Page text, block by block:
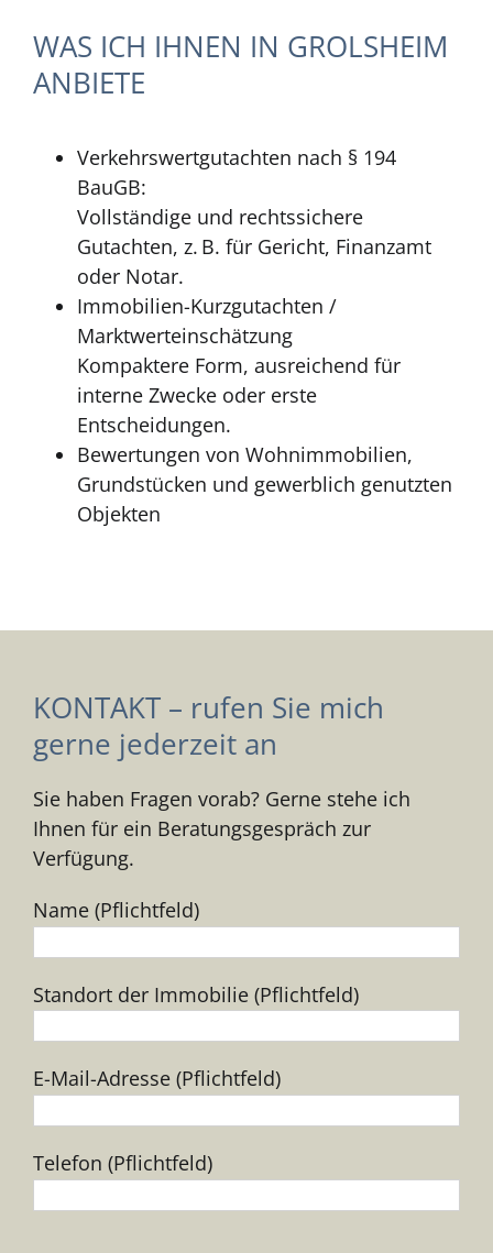
WAS ICH IHNEN IN GROLSHEIM
ANBIETE
Verkehrswertgutachten nach § 194
BauGB:
Vollständige und rechtssichere
Gutachten, z. B. für Gericht, Finanzamt
oder Notar.
Immobilien-Kurzgutachten /
Marktwerteinschätzung
Kompaktere Form, ausreichend für
interne Zwecke oder erste
Entscheidungen.
Bewertungen von Wohnimmobilien,
Grundstücken und gewerblich genutzten
Objekten
KONTAKT – rufen Sie mich
gerne jederzeit an
Sie haben Fragen vorab? Gerne stehe ich
Ihnen für ein Beratungsgespräch zur
Verfügung.
Name (Pflichtfeld)
Standort der Immobilie (Pflichtfeld)
E-Mail-Adresse (Pflichtfeld)
Telefon (Pflichtfeld)